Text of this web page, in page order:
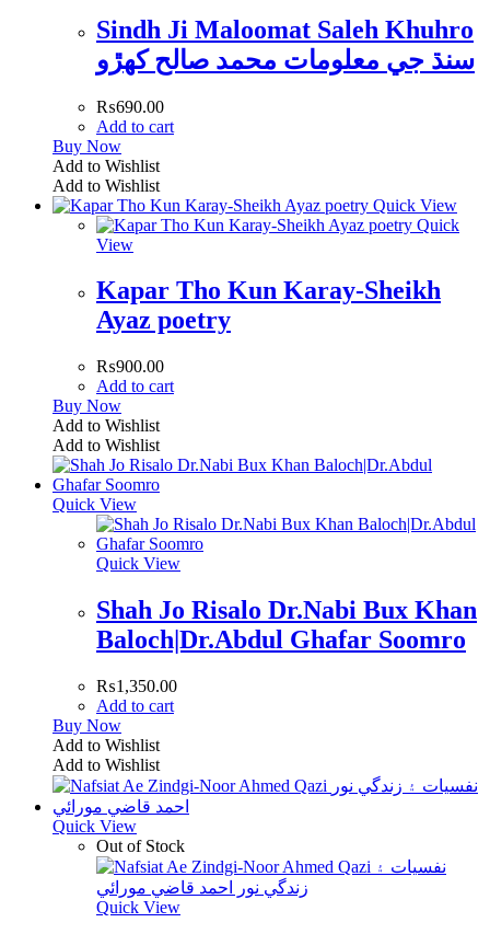
Sindh Ji Maloomat Saleh Khuhro
سنڌ جي معلومات محمد صالح کھڙو
₨690.00
Add to cart
Buy Now
Add to Wishlist
Add to Wishlist
Quick View
Quick
View
Kapar Tho Kun Karay-Sheikh
Ayaz poetry
₨900.00
Add to cart
Buy Now
Add to Wishlist
Add to Wishlist
Quick View
Quick View
Shah Jo Risalo Dr.Nabi Bux Khan
Baloch|Dr.Abdul Ghafar Soomro
₨1,350.00
Add to cart
Buy Now
Add to Wishlist
Add to Wishlist
Quick View
Out of Stock
Quick View